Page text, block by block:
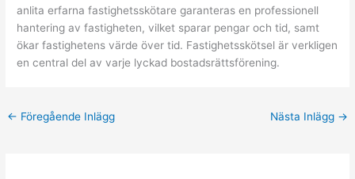
anlita erfarna fastighetsskötare garanteras en professionell
hantering av fastigheten, vilket sparar pengar och tid, samt
ökar fastighetens värde över tid. Fastighetsskötsel är verkligen
en central del av varje lyckad bostadsrättsförening.
← Föregående Inlägg Nästa Inlägg →